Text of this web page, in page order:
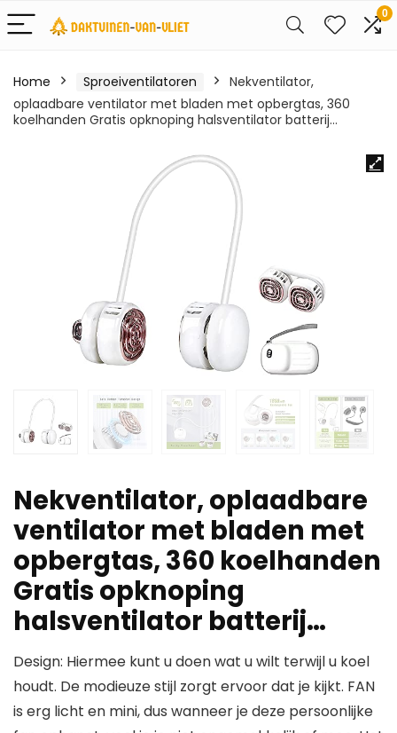
0
Home Sproeiventilatoren
Nekventilator,
oplaadbare ventilator met bladen met opbergtas, 360
koelhanden Gratis opknoping halsventilator batterij…
Nekventilator, oplaadbare
ventilator met bladen met
opbergtas, 360 koelhanden
Gratis opknoping
halsventilator batterij…
Design: Hiermee kunt u doen wat u wilt terwijl u koel
houdt. De modieuze stijl zorgt ervoor dat je kijkt. FAN
is erg licht en mini, dus wanneer je deze persoonlijke